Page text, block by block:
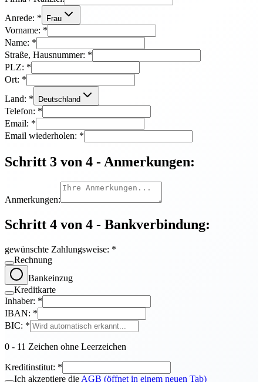
Anrede: * Frau
Vorname: *
Name: *
Straße, Hausnummer: *
PLZ: *
Ort: *
Land: * Deutschland
Telefon: *
Email: *
Email wiederholen: *
Schritt 3 von 4 - Anmerkungen:
Anmerkungen:
Schritt 4 von 4 - Bankverbindung:
gewünschte Zahlungsweise: *
Rechnung
Bankeinzug
Kreditkarte
Inhaber: *
IBAN: *
BIC: *
0 - 11 Zeichen ohne Leerzeichen
Kreditinstitut: *
Ich akzeptiere die AGB (öffnet in einem neuen Tab)